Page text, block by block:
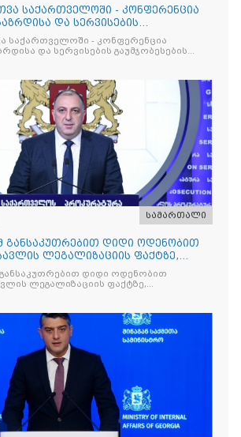
საქართველოში - კონფერენცია
და სერვისების
მიზნით
საქართველოში - კონფერენცია
და სერვისების გაუმჯობესების
სამართალი
განსაკუთრებით დიდი ოდენობით
ლეგალიზაციის ფაქტზე,
ყოფილ პ
დიდი ოდენობით
ლეგალიზაციის ფაქტზე,